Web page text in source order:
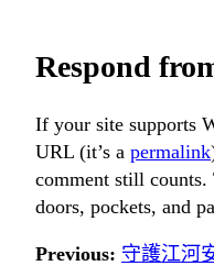
Respond
If your site supports
URL (it’s a permalink
comment still
doors, pockets, and
Previous: 守護江河